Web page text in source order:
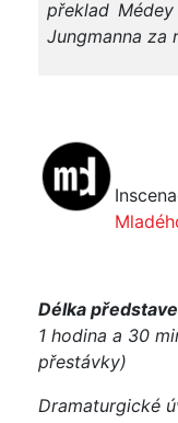
překlad M
Jungmanna za
Délka
1 hodina a 30
přestávky)
Dramaturgické